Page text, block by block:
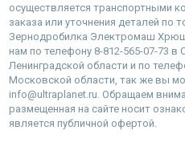
осуществляется транспортными
заказа или уточнения деталей по
Зернодробилка Электромаш
нам по телефону 8-812-565-07-73 в
Ленинградской области и по
Московской области, так же вы
info@ultraplanet.ru. Обращаем
размещенная на сайте носит
является публичной офертой.